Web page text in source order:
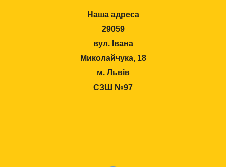
Наша адреса
29059
вул. Івана
Миколайчука, 18
м. Львів
СЗШ №97